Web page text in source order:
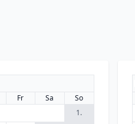
Fr Sa
So
1.